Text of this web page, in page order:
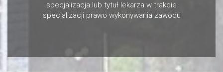
specjalizacja lub tytuł lekarza w trakcie
specjalizacji prawo wykonywania zawodu